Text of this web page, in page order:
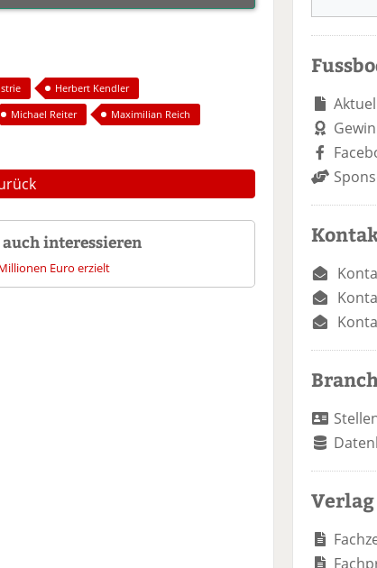
Herbert Kendler
Michael Reiter Maximilian Reich
interessieren
Euro erzielt
Verlag